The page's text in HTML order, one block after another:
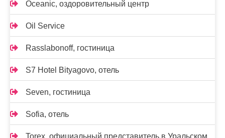
Oceanic, оздоровительный центр
Oil Service
Rasslabonoff, гостиница
S7 Hotel Bityagovo, отель
Seven, гостиница
Sofia, отель
Torex, официальный представитель в Уральском